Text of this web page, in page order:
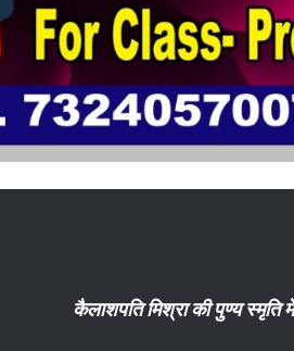
कैलाशपति मिश्रा की पुण्य स्मृति